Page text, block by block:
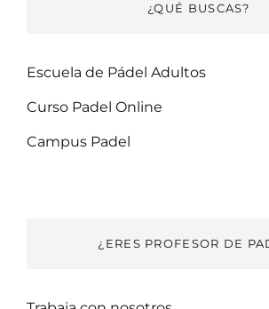
¿QUÉ BUSCAS?
Escuela de Pádel Adultos
Curso Padel Online
Campus Padel
¿ERES PROFESOR DE